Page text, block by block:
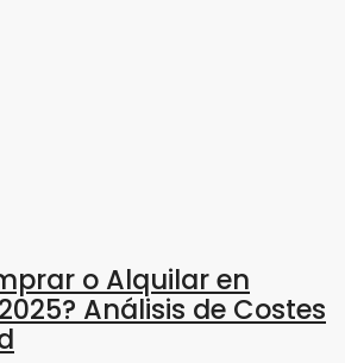
o Alquilar en
Análisis de Costes